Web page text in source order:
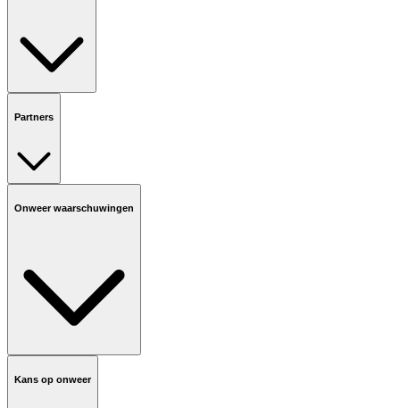
Partners
Onweer waarschuwingen
Kans op onweer